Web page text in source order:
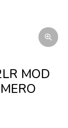
MOD